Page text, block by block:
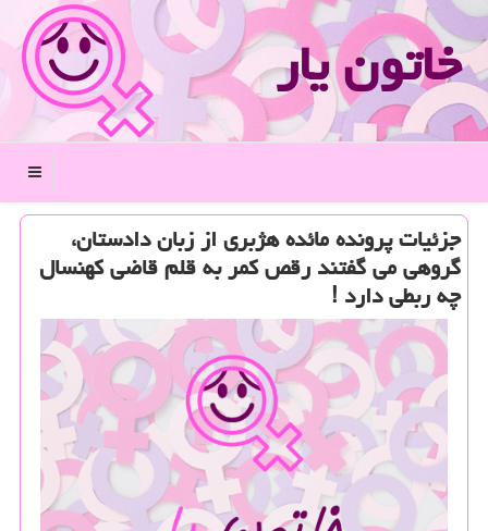
خاتون یار
منو
جزئیات پرونده مائده هژبری از زبان دادستان،
گروهی می گفتند رقص كمر به قلم قاضی كهنسال
چه ربطی دارد !